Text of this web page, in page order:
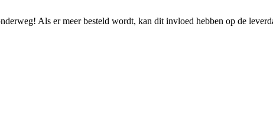
Als er meer besteld wordt, kan dit invloed hebben op de